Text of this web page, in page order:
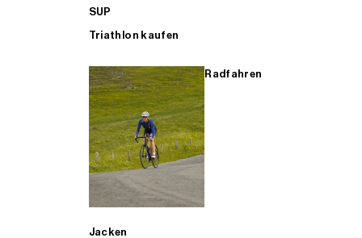
SUP
Triathlon kaufen
Radfahren
Jacken